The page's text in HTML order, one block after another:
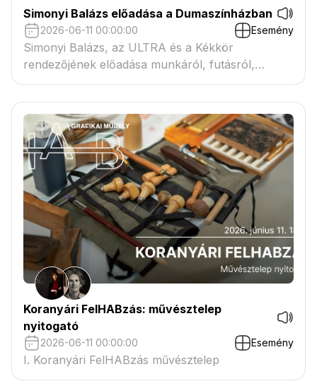
Simonyi Balázs előadása a Dumaszínházban
2026-06-11 00:00:00 Esemény
Simonyi Balázs, az ULTRA és a Kékkör
rendezőjének előadása munkáról, futásról,
életről.
Koranyári FelHABzás: művésztelep
nyitogató
2026-06-11 00:00:00 Esemény
I. Koranyári FelHABzás művésztelep